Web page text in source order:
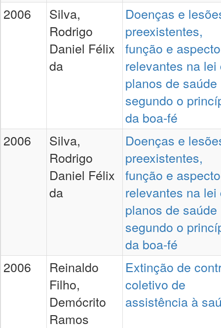
2006
Silva,
Rodrigo
Daniel Félix
da
Doenças e
preexistentes,
função e
relevantes na lei
planos de saúde
segundo o
da boa-fé
2006
Silva,
Rodrigo
Daniel Félix
da
Doenças e
preexistentes,
função e
relevantes na lei
planos de saúde
segundo o
da boa-fé
2006
Reinaldo
Filho,
Demócrito
Ramos
Extinção de
coletivo de
assistência à